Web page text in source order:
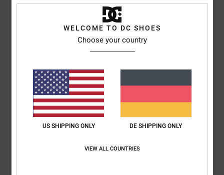
Abgesehen von der dünnen Sohle ist es ein sehr schöner und bequemer
Original anzeigen - Dutch
2 /5
WELCOME TO DC SHOES
Choose your country
US SHIPPING ONLY DE SHIPPING ONLY
VIEW ALL COUNTRIES